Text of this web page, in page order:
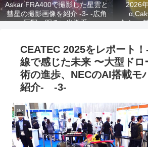
Askar FRA400で撮影した星雲と
彗星の撮影画像を紹介 -3- -広角
写野、明るい光学系-
2026
介！ -静
CEATEC 2025をレポート
線で感じた未来 〜大型ドロ
術の進歩、NECのAI搭載モ
紹介- -3-
life